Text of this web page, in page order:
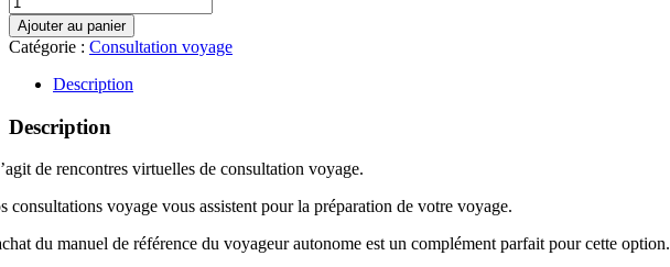
de
Consultation
voyage
Ajouter au panier
Catégorie : Consultation voyage
Description
Description
de rencontres virtuelles de consultation voyage.
consultations voyage vous assistent pour la préparation de votre voyage.
du manuel de référence du voyageur autonome est un complément parfait pour cette option.